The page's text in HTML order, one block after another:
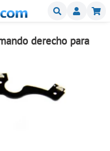
Buscar
derecho para